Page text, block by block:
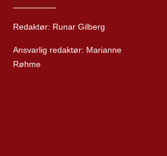
Redaktør: Runar Gilberg
Ansvarlig redaktør: Marianne
Røhme